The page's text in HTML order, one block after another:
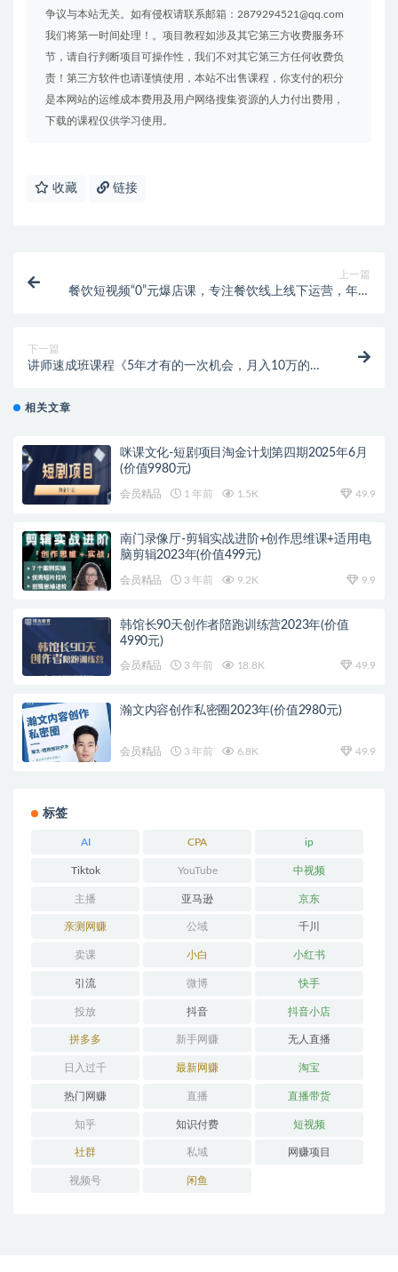
争议与本站无关。如有侵权请联系邮箱：2879294521@qq.com
我们将第一时间处理！。项目教程如涉及其它第三方收费服务环
节，请自行判断项目可操作性，我们不对其它第三方任何收费负
责！第三方软件也请谨慎使用，本站不出售课程，你支付的积分
是本网站的运维成本费用及用户网络搜集资源的人力付出费用，
下载的课程仅供学习使用。
收藏 链接
上一篇
餐饮短视频“0”元爆店课，专注餐饮线上线下运营，年入
下一篇
讲师速成班课程《5年才有的一次机会，月入10万的永
相关文章
咪课文化-短剧项目淘金计划第四期2025年6月
(价值9980元)
会员精品 1 年前 1.5K 49.9
南门录像厅-剪辑实战进阶+创作思维课+适用电
脑剪辑2023年(价值499元)
会员精品 3 年前 9.2K 9.9
韩馆长90天创作者陪跑训练营2023年(价值
4990元)
会员精品 3 年前 18.8K 49.9
瀚文内容创作私密圈2023年(价值2980元)
会员精品 3 年前 6.8K 49.9
标签
AI CPA ip
Tiktok YouTube 中视频
主播 亚马逊 京东
亲测网赚 公域 千川
卖课 小白 小红书
引流 微博 快手
投放 抖音 抖音小店
拼多多 新手网赚 无人直播
日入过千 最新网赚 淘宝
热门网赚 直播 直播带货
知乎 知识付费 短视频
社群 私域 网赚项目
视频号 闲鱼